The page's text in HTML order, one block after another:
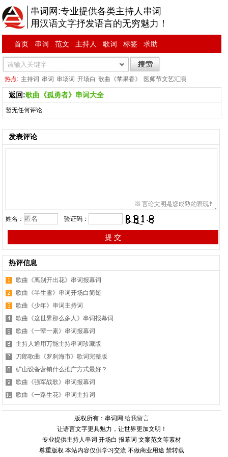
串词网:专业提供各类主持人串词
用汉语文字抒发语言的无穷魅力！
首页 串词 范文 主持人 歌词 标签 求助
热点: 主持词 串词 串场词 开场白 歌曲《苹果香》 医师节文艺汇演
返回:歌曲《孤勇者》串词大全
暂无任何评论
发表评论
姓名： 验证码：
热评信息
歌曲《离别开出花》串词报幕词
歌曲《半生雪》串词开场白简短
歌曲《少年》串词主持词
歌曲《这世界那么多人》串词报幕词
歌曲《一荤一素》串词报幕词
主持人通用万能主持串词珍藏版
刀郎歌曲《罗刹海市》歌词完整版
矿山设备营销什么推广方式最好？
歌曲《强军战歌》串词报幕词
歌曲《一路生花》串词主持词
版权所有：串词网给我留言
让语言文字更具魅力，让世界更加文明！
专业提供主持人串词 开场白 报幕词 文案范文等素材
尊重版权 本站内容仅供学习交流 不做商业用途 禁转载